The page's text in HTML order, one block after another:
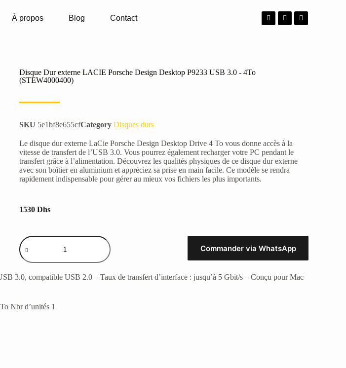
À propos Blog Contact
Disque Dur externe LACIE Porsche Design Desktop P9233 USB 3.0 - 4To
(STEW4000400)
SKU 5e1bf8e655cfCategory Disques durs
Le disque dur externe LaCie Porsche Design Desktop Drive 4 To vous donne accès à la
vitesse de transfert de l’USB 3.0. Vous pourrez également recharger votre PC pendant le
transfert grâce à l’alimentation. Découvrez les qualités physiques de ce disque dur externe
avec son boîtier en aluminium et appréciez sa prise en main facile. Ce modèle se rendra
rapidement indispensable pour gérer au mieux vos fichiers les plus importants.
1530 Dhs
Commander via WhatsApp
3.0, compatible USB 2.0 – Taux de transfert d’interface : jusqu’à 5 Gbit/s – Conçu pour Mac
Nbr d’unités 1